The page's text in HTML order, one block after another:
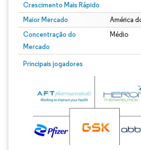
Crescimento Mais Rápido
Maior Mercado América
Concentração do
Mercado
Médio
Principais jogadores
Imagem © Mordor Intelligence. O reuso requer